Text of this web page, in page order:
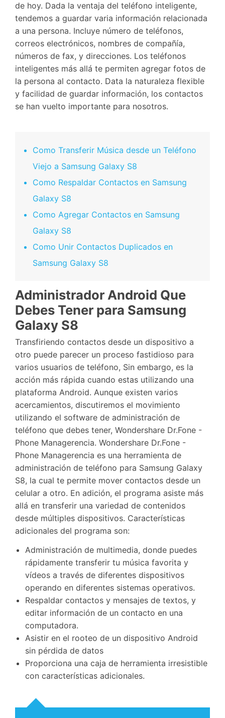
de hoy. Dada la ventaja del teléfono inteligente,
tendemos a guardar varia información relacionada
a una persona. Incluye número de teléfonos,
correos electrónicos, nombres de compañía,
números de fax, y direcciones. Los teléfonos
inteligentes más allá te permiten agregar fotos de
la persona al contacto. Data la naturaleza flexible
y facilidad de guardar información, los contactos
se han vuelto importante para nosotros.
Como Transferir Música desde un Teléfono
Viejo a Samsung Galaxy S8
Como Respaldar Contactos en Samsung
Galaxy S8
Como Agregar Contactos en Samsung
Galaxy S8
Como Unir Contactos Duplicados en
Samsung Galaxy S8
Administrador Android Que
Debes Tener para Samsung
Galaxy S8
Transfiriendo contactos desde un dispositivo a
otro puede parecer un proceso fastidioso para
varios usuarios de teléfono, Sin embargo, es la
acción más rápida cuando estas utilizando una
plataforma Android. Aunque existen varios
acercamientos, discutiremos el movimiento
utilizando el software de administración de
teléfono que debes tener, Wondershare Dr.Fone -
Phone Managerencia. Wondershare Dr.Fone -
Phone Managerencia es una herramienta de
administración de teléfono para Samsung Galaxy
S8, la cual te permite mover contactos desde un
celular a otro. En adición, el programa asiste más
allá en transferir una variedad de contenidos
desde múltiples dispositivos. Características
adicionales del programa son:
Administración de multimedia, donde puedes
rápidamente transferir tu música favorita y
vídeos a través de diferentes dispositivos
operando en diferentes sistemas operativos.
Respaldar contactos y mensajes de textos, y
editar información de un contacto en una
computadora.
Asistir en el rooteo de un dispositivo Android
sin pérdida de datos
Proporciona una caja de herramienta irresistible
con características adicionales.